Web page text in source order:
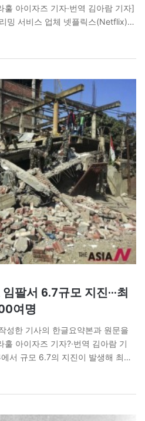
아이자즈 기자·번역 김아람 기자]
밍 서비스 업체 넷플릭스(Netflix)의
Electronics Show)
밝혔다. 이로써 서비스 가능 국가
팔서 6.7규모 지진···최
여명
성한 기사의 한글요약본과 원문을
아이자즈 기자?·번역 김아람 기
서 규모 6.7의 지진이 발생해 최소
역이며, 방글라데시 수도 다카까지
. 인도 기상청에 따르면 이번 지진